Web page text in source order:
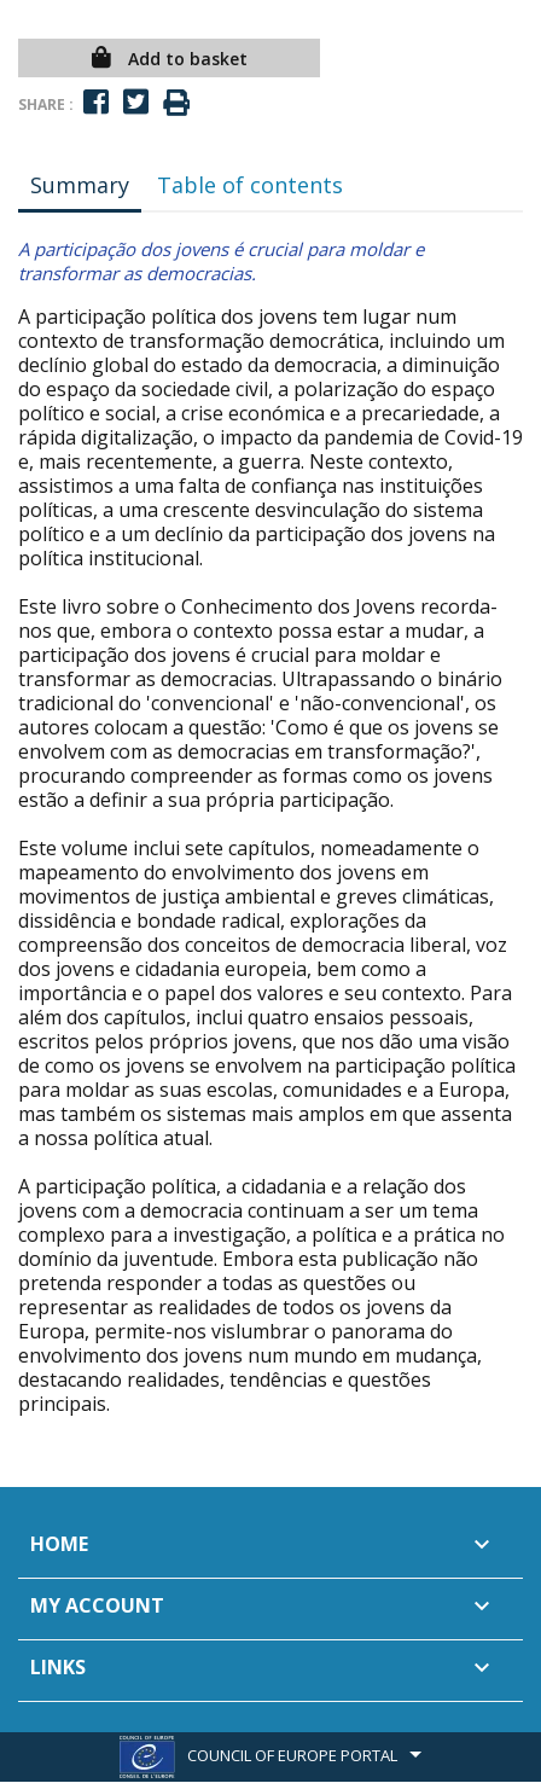
Add to basket
SHARE :
Summary Table of contents
A participação dos jovens é crucial para moldar e
transformar as democracias.
A participação política dos jovens tem lugar num
contexto de transformação democrática, incluindo um
declínio global do estado da democracia, a diminuição
do espaço da sociedade civil, a polarização do espaço
político e social, a crise económica e a precariedade, a
rápida digitalização, o impacto da pandemia de Covid-19
e, mais recentemente, a guerra. Neste contexto,
assistimos a uma falta de confiança nas instituições
políticas, a uma crescente desvinculação do sistema
político e a um declínio da participação dos jovens na
política institucional.
Este livro sobre o Conhecimento dos Jovens recorda-
nos que, embora o contexto possa estar a mudar, a
participação dos jovens é crucial para moldar e
transformar as democracias. Ultrapassando o binário
tradicional do 'convencional' e 'não-convencional', os
autores colocam a questão: 'Como é que os jovens se
envolvem com as democracias em transformação?',
procurando compreender as formas como os jovens
estão a definir a sua própria participação.
Este volume inclui sete capítulos, nomeadamente o
mapeamento do envolvimento dos jovens em
movimentos de justiça ambiental e greves climáticas,
dissidência e bondade radical, explorações da
compreensão dos conceitos de democracia liberal, voz
dos jovens e cidadania europeia, bem como a
importância e o papel dos valores e seu contexto. Para
além dos capítulos, inclui quatro ensaios pessoais,
escritos pelos próprios jovens, que nos dão uma visão
de como os jovens se envolvem na participação política
para moldar as suas escolas, comunidades e a Europa,
mas também os sistemas mais amplos em que assenta
a nossa política atual.
A participação política, a cidadania e a relação dos
jovens com a democracia continuam a ser um tema
complexo para a investigação, a política e a prática no
domínio da juventude. Embora esta publicação não
pretenda responder a todas as questões ou
representar as realidades de todos os jovens da
Europa, permite-nos vislumbrar o panorama do
envolvimento dos jovens num mundo em mudança,
destacando realidades, tendências e questões
principais.
HOME 
MY ACCOUNT 
LINKS 
COUNCIL OF EUROPE PORTAL